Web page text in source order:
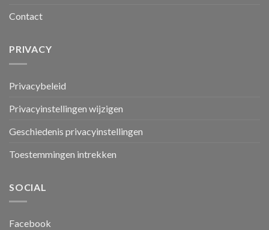
Contact
PRIVACY
Privacybeleid
Privacyinstellingen wijzigen
Geschiedenis privacyinstellingen
Toestemmingen intrekken
SOCIAL
Facebook